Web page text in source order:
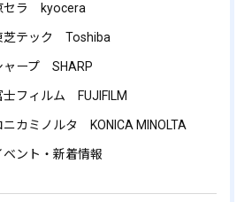
セラ kyocera
芝テック Toshiba
ャープ SHARP
士フィルム FUJIFILM
ニカミノルタ KONICA MINOLTA
ベント・新着情報